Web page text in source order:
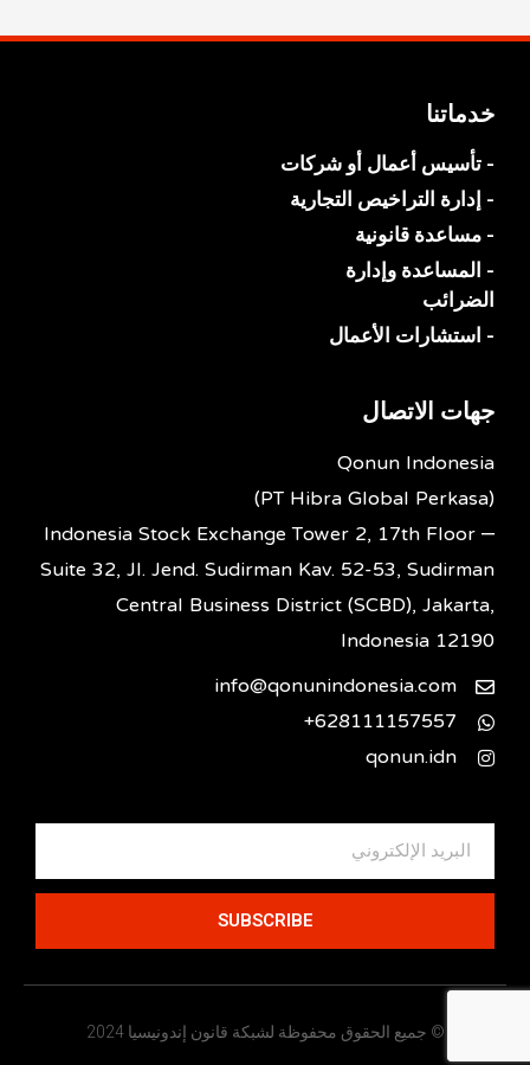
خدماتنا
- تأسيس أعمال أو شركات
- إدارة التراخيص التجارية
- مساعدة قانونية
- المساعدة وإدارة
الضرائب
- استشارات الأعمال
جهات الاتصال
Qonun Indonesia
(PT Hibra Global Perkasa)
Indonesia Stock Exchange Tower 2, 17th Floor –
Suite 32, Jl. Jend. Sudirman Kav. 52-53, Sudirman
Central Business District (SCBD), Jakarta,
Indonesia 12190
info@qonunindonesia.com
628111157557+
qonun.idn
SUBSCRIBE
© جميع الحقوق محفوظة لشبكة قانون إندونيسيا 2024